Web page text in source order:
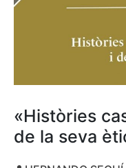
«Històries
de la seva